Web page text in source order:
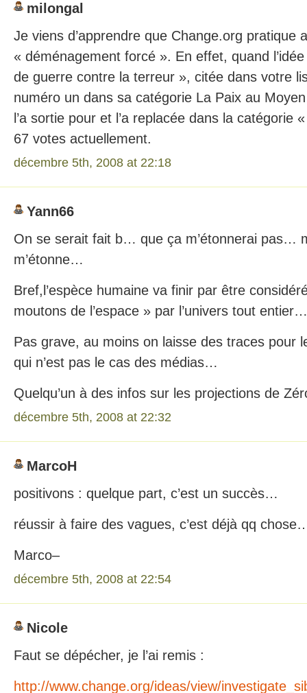
milongal
Je viens d’apprendre que Change.org pratique
« déménagement forcé ». En effet, quand
de guerre contre la terreur », citée dans votre
numéro un dans sa catégorie La Paix au
l’a sortie pour et l’a replacée dans la catégorie
67 votes actuellement.
décembre 5th, 2008 at 22:18
Yann66
On se serait fait b… que ça m’étonnerai pas…
m’étonne…
Bref,l’espèce humaine va finir par être
moutons de l’espace » par l’univers tout entier…
Pas grave, au moins on laisse des traces pour
qui n’est pas le cas des médias…
Quelqu’un à des infos sur les projections de
décembre 5th, 2008 at 22:32
MarcoH
positivons : quelque part, c’est un succès…
réussir à faire des vagues, c’est déjà qq
Marco–
décembre 5th, 2008 at 22:54
Nicole
Faut se dépécher, je l’ai remis :
http://www.change.org/ideas/view/